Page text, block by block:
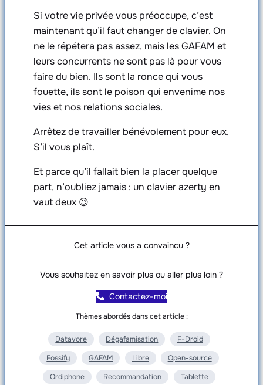
Si votre vie privée vous préoccupe, c’est
maintenant qu’il faut changer de clavier. On
ne le répétera pas assez, mais les GAFAM et
leurs concurrents ne sont pas là pour vous
faire du bien. Ils sont la ronce qui vous
fouette, ils sont le poison qui envenime nos
vies et nos relations sociales.
Arrêtez de travailler bénévolement pour eux.
S’il vous plaît.
Et parce qu’il fallait bien la placer quelque
part, n’oubliez jamais : un clavier azerty en
vaut deux 😉
Cet article vous a convaincu ?
Vous souhaitez en savoir plus ou aller plus loin ?
Contactez-moi
Thèmes abordés dans cet article :
Datavore Dégafamisation F-Droid
Fossify GAFAM Libre Open-source
Ordiphone Recommandation Tablette